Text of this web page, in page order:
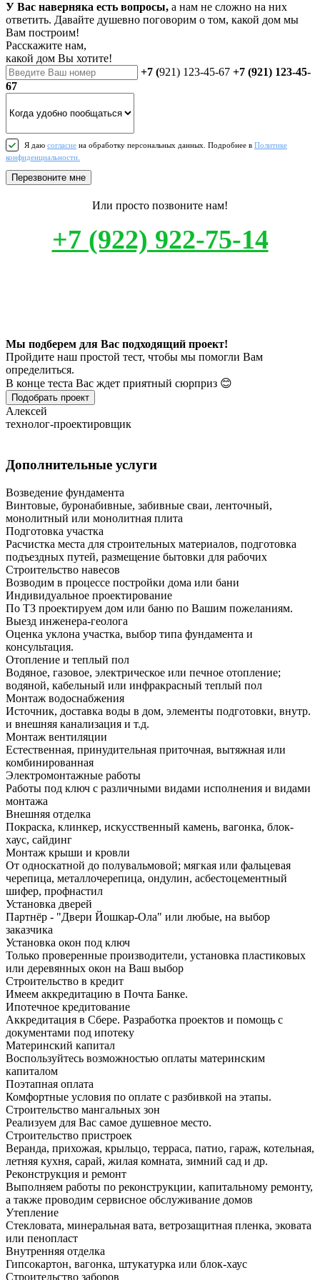
У Вас наверняка есть вопросы, а нам не сложно на них
ответить. Давайте душевно поговорим о том, какой дом мы
Вам построим!
Расскажите нам,
какой дом Вы хотите!
+7 (921) 123-45-67 +7 (921) 123-45-
67
Я даю согласие на обработку персональных данных. Подробнее в Политике
конфиденциальности.
Перезвоните мне
Или просто позвоните нам!
+7 (922) 922-75-14
Мы подберем для Вас подходящий проект!
Пройдите наш простой тест, чтобы мы помогли Вам
определиться.
В конце теста Вас ждет приятный сюрприз 😊
Подобрать проект
Алексей
технолог-проектировщик
Дополнительные услуги
Возведение фундамента
Винтовые, буронабивные, забивные сваи, ленточный,
монолитный или монолитная плита
Подготовка участка
Расчистка места для строительных материалов, подготовка
подъездных путей, размещение бытовки для рабочих
Строительство навесов
Возводим в процессе постройки дома или бани
Индивидуальное проектирование
По ТЗ проектируем дом или баню по Вашим пожеланиям.
Выезд инженера-геолога
Оценка уклона участка, выбор типа фундамента и
консультация.
Отопление и теплый пол
Водяное, газовое, электрическое или печное отопление;
водяной, кабельный или инфракрасный теплый пол
Монтаж водоснабжения
Источник, доставка воды в дом, элементы подготовки, внутр.
и внешняя канализация и т.д.
Монтаж вентиляции
Естественная, принудительная приточная, вытяжная или
комбинированная
Электромонтажные работы
Работы под ключ с различными видами исполнения и видами
монтажа
Внешняя отделка
Покраска, клинкер, искусственный камень, вагонка, блок-
хаус, сайдинг
Монтаж крыши и кровли
От односкатной до полувальмовой; мягкая или фальцевая
черепица, металлочерепица, ондулин, асбестоцементный
шифер, профнастил
Установка дверей
Партнёр - "Двери Йошкар-Ола" или любые, на выбор
заказчика
Установка окон под ключ
Только проверенные производители, установка пластиковых
или деревянных окон на Ваш выбор
Строительство в кредит
Имеем аккредитацию в Почта Банке.
Ипотечное кредитование
Аккредитация в Сбере. Разработка проектов и помощь с
документами под ипотеку
Материнский капитал
Воспользуйтесь возможностью оплаты материнским
капиталом
Поэтапная оплата
Комфортные условия по оплате с разбивкой на этапы.
Строительство мангальных зон
Реализуем для Вас самое душевное место.
Строительство пристроек
Веранда, прихожая, крыльцо, терраса, патио, гараж, котельная,
летняя кухня, сарай, жилая комната, зимний сад и др.
Реконструкция и ремонт
Выполняем работы по реконструкции, капитальному ремонту,
а также проводим сервисное обслуживание домов
Утепление
Стекловата, минеральная вата, ветрозащитная пленка, эковата
или пенопласт
Внутренняя отделка
Гипсокартон, вагонка, штукатурка или блок-хаус
Строительство заборов